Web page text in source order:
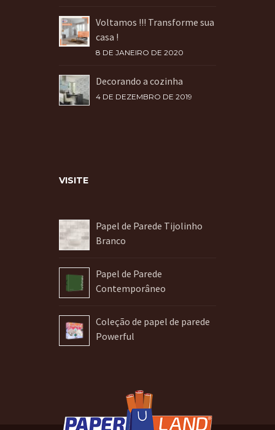
Voltamos !!! Transforme sua
casa !
8 DE JANEIRO DE 2020
Decorando a cozinha
4 DE DEZEMBRO DE 2019
VISITE
Papel de Parede Tijolinho
Branco
Papel de Parede
Contemporâneo
Coleção de papel de parede
Powerful